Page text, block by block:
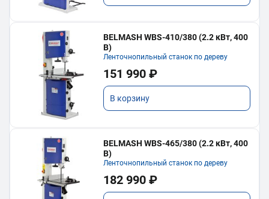
BELMASH WBS-410/380 (2.2 кВт, 400
В)
Ленточнопильный станок по дереву
151 990 ₽
В корзину
BELMASH WBS-465/380 (2.2 кВт, 400
В)
Ленточнопильный станок по дереву
182 990 ₽